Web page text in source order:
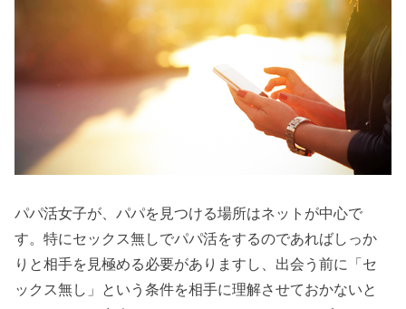
パパ活女子が、パパを見つける場所はネットが中心で
す。特にセックス無しでパパ活をするのであればしっか
りと相手を見極める必要がありますし、出会う前に「セ
ックス無し」という条件を相手に理解させておかないと